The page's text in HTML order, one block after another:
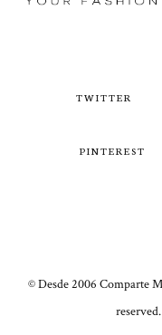
TWITTER
PINTEREST
© Desde 2006 Comparte